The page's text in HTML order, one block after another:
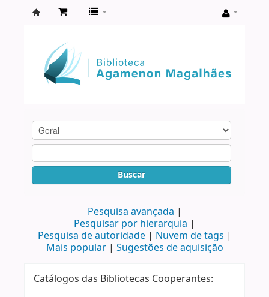
Agamenon
Magalhães
Buscar
Pesquisa avançada
Pesquisar por hierarquia
Pesquisa de autoridade
Nuvem de tags
Mais popular
Sugestões de aquisição
Catálogos das Bibliotecas Cooperantes: